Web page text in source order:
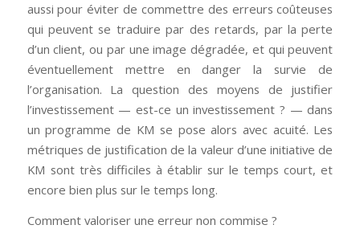
aussi pour éviter de commettre des erreurs coûteuses
qui peuvent se traduire par des retards, par la perte
d’un client, ou par une image dégradée, et qui peuvent
éventuellement mettre en danger la survie de
l’organisation. La question des moyens de justifier
l’investissement — est-ce un investissement ? — dans
un programme de KM se pose alors avec acuité. Les
métriques de justification de la valeur d’une initiative de
KM sont très difficiles à établir sur le temps court, et
encore bien plus sur le temps long.
Comment valoriser une erreur non commise ?